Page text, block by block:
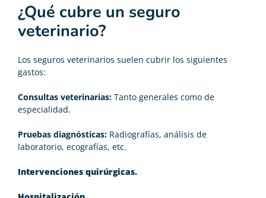
¿Qué cubre un seguro
veterinario?
Los seguros veterinarios suelen cubrir los siguientes
gastos:
Consultas veterinarias: Tanto generales como de
especialidad.
Pruebas diagnósticas: Radiografías, análisis de
laboratorio, ecografías, etc.
Intervenciones quirúrgicas.